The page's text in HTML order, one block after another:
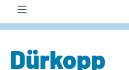
Dürkopp